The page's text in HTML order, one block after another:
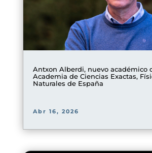
Antxon Alberdi, nuevo académico
Academia de Ciencias Exactas,
Naturales de España
Abr 16, 2026